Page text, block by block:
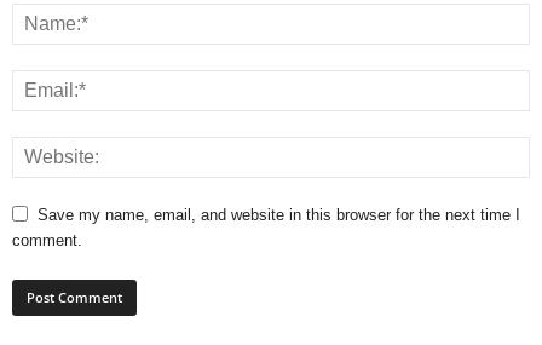
Save my name, email, and website in this browser for the next time I
comment.